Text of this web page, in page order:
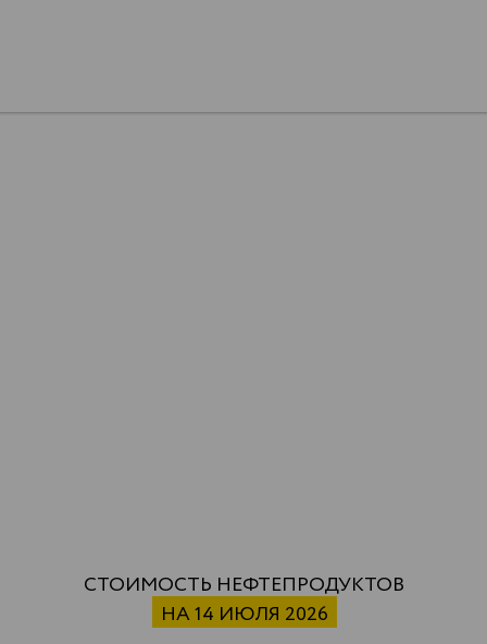
СТОИМОСТЬ НЕФТЕПРОДУКТОВ
НА 14 ИЮЛЯ 2026